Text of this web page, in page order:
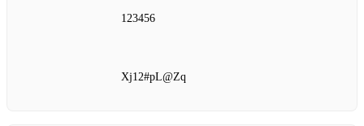
123456
Xj12#pL@Zq